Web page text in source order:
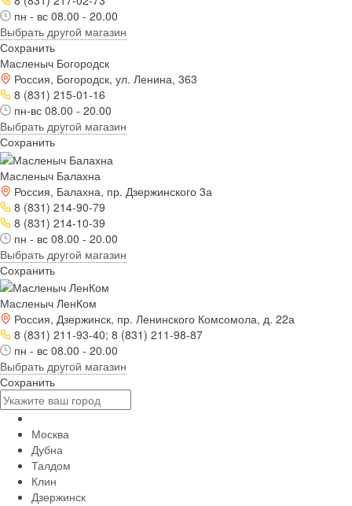
пн - вс 08.00 - 20.00
Выбрать другой магазин
Сохранить
Масленыч Богородск
Россия, Богородск, ул. Ленина, 363
8 (831) 215-01-16
пн-вс 08.00 - 20.00
Выбрать другой магазин
Сохранить
Масленыч Балахна
Россия, Балахна, пр. Дзержинского 3а
8 (831) 214-90-79
8 (831) 214-10-39
пн - вс 08.00 - 20.00
Выбрать другой магазин
Сохранить
Масленыч ЛенКом
Россия, Дзержинск, пр. Ленинского Комсомола, д. 22а
8 (831) 211-93-40; 8 (831) 211-98-87
пн - вс 08.00 - 20.00
Выбрать другой магазин
Сохранить
Москва
Дубна
Талдом
Клин
Дзержинск